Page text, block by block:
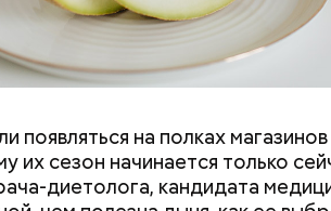
появляться на полках
их сезон начинается только
диетолога, кандидата
уже болеет мочекаменной
При артрите, гастрите,
кишечника, язвах и